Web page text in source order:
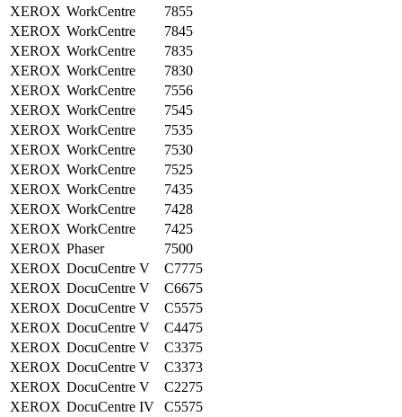
XEROX WorkCentre
7855
XEROX WorkCentre
7845
XEROX WorkCentre
7835
XEROX WorkCentre
7830
XEROX WorkCentre
7556
XEROX WorkCentre
7545
XEROX WorkCentre
7535
XEROX WorkCentre
7530
XEROX WorkCentre
7525
XEROX WorkCentre
7435
XEROX WorkCentre
7428
XEROX WorkCentre
7425
XEROX Phaser
7500
XEROX DocuCentre V
C7775
XEROX DocuCentre V
C6675
XEROX DocuCentre V
C5575
XEROX DocuCentre V
C4475
XEROX DocuCentre V
C3375
XEROX DocuCentre V
C3373
XEROX DocuCentre V
C2275
XEROX DocuCentre IV
C5575